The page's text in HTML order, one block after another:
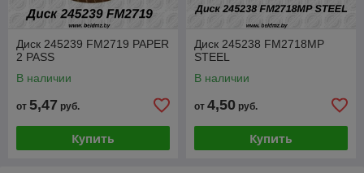
Диск 245239 FM2719 PAPER
2 PASS
В наличии
от 5,47 руб.
Купить
Диск 245238 FM2718MP
STEEL
В наличии
от 4,50 руб.
Купить